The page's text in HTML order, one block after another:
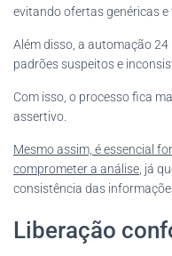
evitando ofertas genéricas
Além disso, a automação 24
padrões suspeitos e
Com isso, o processo fica
assertivo.
Mesmo assim, é essencial
comprometer a análise , já
consistência das
Liberação